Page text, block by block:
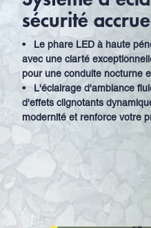
sécurité accrue
•
Le phare LED à haute
avec une clarté
pour une conduite nocturne
•
L'éclairage d'ambiance
d'effets clignotants
modernité et renforce votre